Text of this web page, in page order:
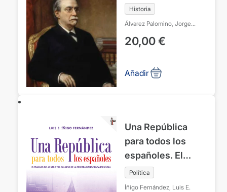
Historia
Álvarez Palomino, Jorge
Carlos Gregorio
20,00€
Añadir
Una República
para todos los
españoles. El
fracaso del centro
y el colapso de la
Política
Íñigo Fernández, Luis E.